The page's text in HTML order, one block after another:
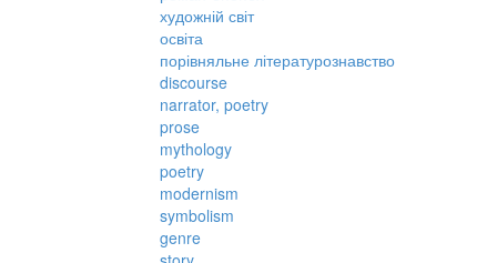
художній світ
освіта
порівняльне літературознавство
discourse
narrator, poetry
prose
mythology
poetry
modernism
symbolism
genre